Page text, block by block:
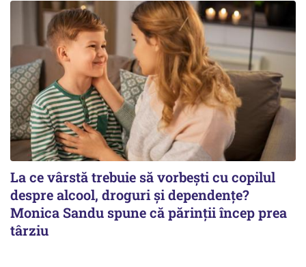
La ce vârstă trebuie să vorbești cu copilul
despre alcool, droguri și dependențe?
Monica Sandu spune că părinții încep prea
târziu